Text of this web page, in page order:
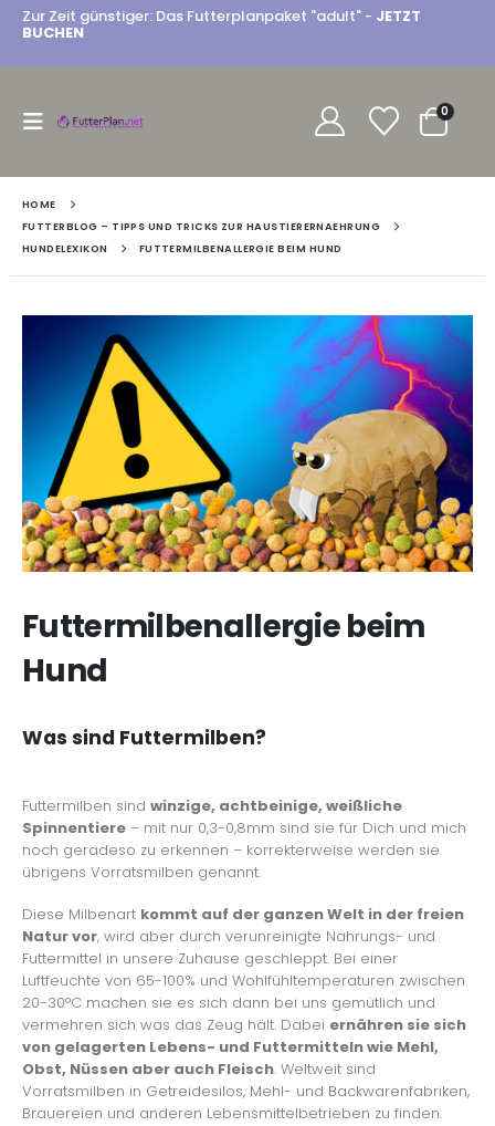
Zur Zeit günstiger: Das Futterplanpaket "adult" - JETZT
BUCHEN
0
HOME
FUTTERBLOG – TIPPS UND TRICKS ZUR HAUSTIERERNAEHRUNG
HUNDELEXIKON
FUTTERMILBENALLERGIE BEIM HUND
Futtermilbenallergie beim
Hund
Was sind Futtermilben?
Futtermilben sind winzige, achtbeinige, weißliche
Spinnentiere – mit nur 0,3-0,8mm sind sie für Dich und mich
noch geradeso zu erkennen – korrekterweise werden sie
übrigens Vorratsmilben genannt.
Diese Milbenart kommt auf der ganzen Welt in der freien
Natur vor, wird aber durch verunreinigte Nahrungs- und
Futtermittel in unsere Zuhause geschleppt. Bei einer
Luftfeuchte von 65-100% und Wohlfühltemperaturen zwischen
20-30°C machen sie es sich dann bei uns gemütlich und
vermehren sich was das Zeug hält. Dabei ernähren sie sich
von gelagerten Lebens- und Futtermitteln wie Mehl,
Obst, Nüssen aber auch Fleisch. Weltweit sind
Vorratsmilben in Getreidesilos, Mehl- und Backwarenfabriken,
Brauereien und anderen Lebensmittelbetrieben zu finden.